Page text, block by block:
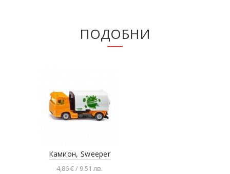
ПОДОБНИ
Камион, Sweeper
4,86 € / 9.51 лв.